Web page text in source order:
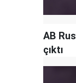
AB
çıktı